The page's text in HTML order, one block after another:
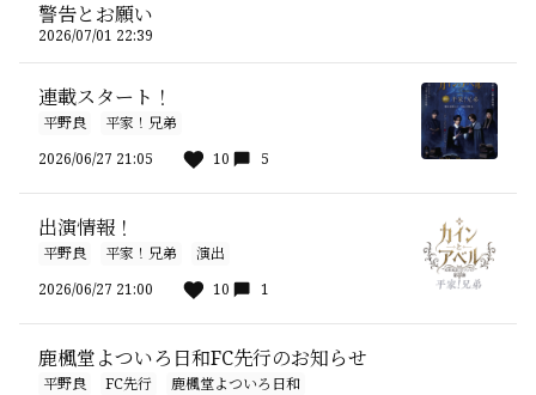
警告とお願い
2026/07/01 22:39
連載スタート！
平野良
平家！兄弟
2026/06/27 21:05
10 5
出演情報！
平野良 平家！兄弟
演出
2026/06/27 21:00
10 1
鹿楓堂よついろ日和FC先行のお知らせ
平野良 FC先行
鹿楓堂よついろ日和